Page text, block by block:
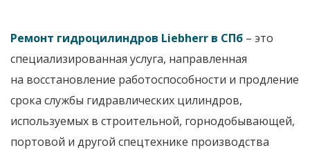
Ремонт гидроцилиндров Liebherr в СПб – это
специализированная услуга, направленная
на восстановление работоспособности и продление
срока службы гидравлических цилиндров,
используемых в строительной, горнодобывающей,
портовой и другой спецтехнике производства